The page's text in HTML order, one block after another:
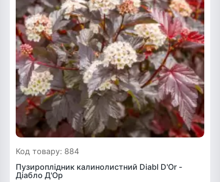
Код товару: 884
Пузироплідник калинолистний Diabl D'Or -
Діабло Д'Ор